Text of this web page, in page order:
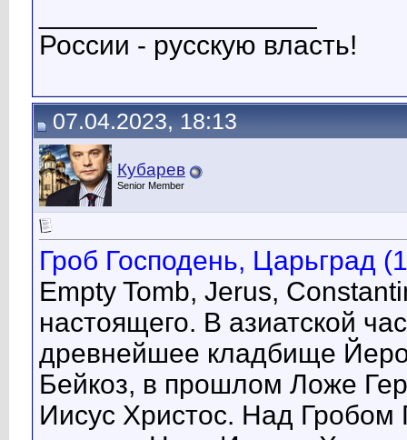
России - русскую власть!
07.04.2023, 18:13
Кубарев
Senior Member
Гроб Господень, Царьград
Empty Tomb, Jerus,
настоящего. В азиатской
древнейшее кладбище
Бейкоз, в прошлом Ложе
Иисус Христос. Над Гробом